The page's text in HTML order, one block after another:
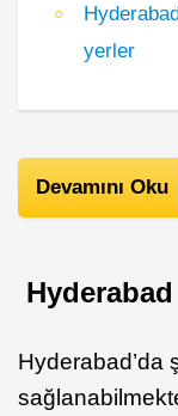
yerler
Devamını Oku
Hyderabad’da